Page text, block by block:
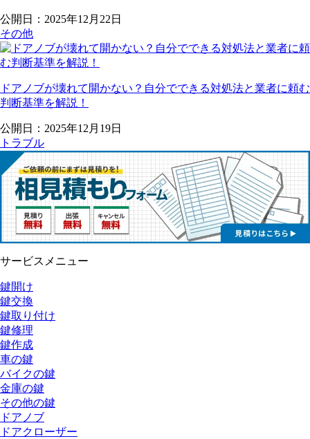
公開日：2025年12月22日
その他
ドアノブが壊れて開かない？自分でできる対処法と業者に頼む
判断基準を解説！
公開日：2025年12月19日
トラブル
サービスメニュー
鍵開け
鍵交換
鍵取り付け
鍵修理
鍵作成
車の鍵
バイクの鍵
金庫の鍵
その他の鍵
ドアノブ
ドアクローザー